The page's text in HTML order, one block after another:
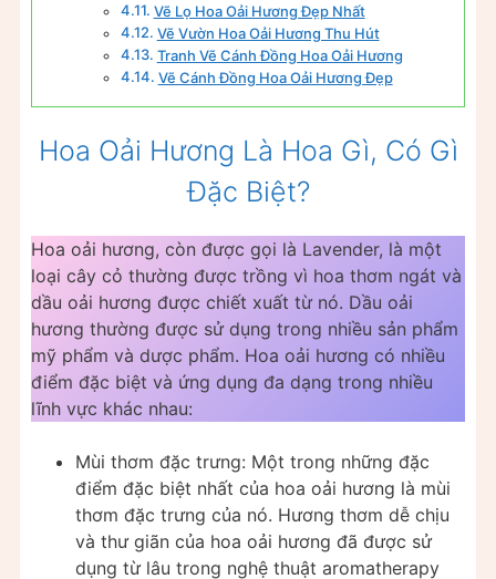
Vẽ Lọ Hoa Oải Hương Đẹp Nhất
Vẽ Vườn Hoa Oải Hương Thu Hút
Tranh Vẽ Cánh Đồng Hoa Oải Hương
Vẽ Cánh Đồng Hoa Oải Hương Đẹp
Hoa Oải Hương Là Hoa Gì, Có Gì
Đặc Biệt?
Hoa oải hương, còn được gọi là Lavender, là một
loại cây cỏ thường được trồng vì hoa thơm ngát và
dầu oải hương được chiết xuất từ nó. Dầu oải
hương thường được sử dụng trong nhiều sản phẩm
mỹ phẩm và dược phẩm. Hoa oải hương có nhiều
điểm đặc biệt và ứng dụng đa dạng trong nhiều
lĩnh vực khác nhau:
Mùi thơm đặc trưng: Một trong những đặc
điểm đặc biệt nhất của hoa oải hương là mùi
thơm đặc trưng của nó. Hương thơm dễ chịu
và thư giãn của hoa oải hương đã được sử
dụng từ lâu trong nghệ thuật aromatherapy